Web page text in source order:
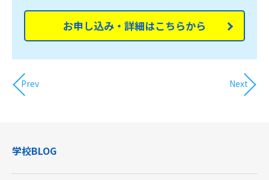
お申し込み・詳細はこちらから
Prev Next
学校BLOG